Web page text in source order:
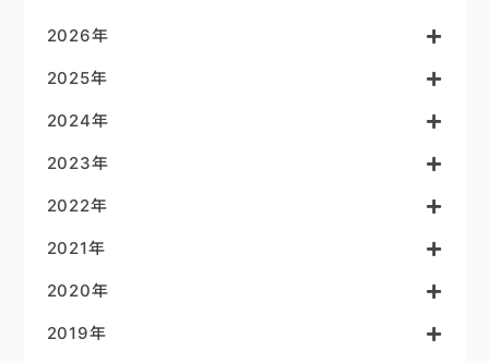
2026年
2025年
2024年
2023年
2022年
2021年
2020年
2019年